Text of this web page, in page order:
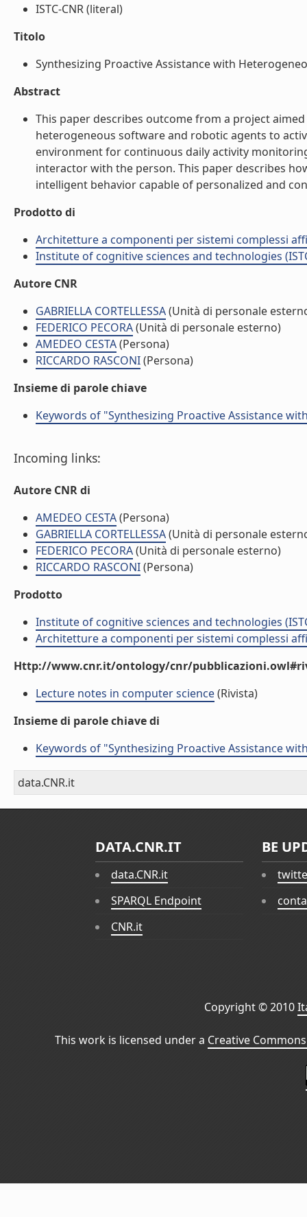
ISTC-CNR (literal)
Titolo
Synthesizing Proactive Assistance with
Abstract
This paper describes outcome from a project
heterogeneous software and robotic agents to
environment for continuous daily activity
interactor with the person. This paper describes
intelligent behavior capable of personalized and
Prodotto di
Architetture a componenti per sistemi complessi
Institute of cognitive sciences and technologies
Autore CNR
GABRIELLA CORTELLESSA(Unità di personale
FEDERICO PECORA(Unità di personale esterno)
AMEDEO CESTA(Persona)
RICCARDO RASCONI(Persona)
Insieme di parole chiave
Keywords of "Synthesizing Proactive Assistance
Incoming links:
Autore CNR di
AMEDEO CESTA(Persona)
GABRIELLA CORTELLESSA(Unità di personale
FEDERICO PECORA(Unità di personale esterno)
RICCARDO RASCONI(Persona)
Prodotto
Institute of cognitive sciences and technologies
Architetture a componenti per sistemi complessi
Http://www.cnr.it/ontology/cnr/
Lecture notes in computer science(Rivista)
Insieme di parole chiave di
Keywords of "Synthesizing Proactive Assistance
data.CNR.it
DATA.CNR.IT
data.CNR.it
SPARQL Endpoint
CNR.it
BE
Copyright © 2010
This work is licensed under a Creative